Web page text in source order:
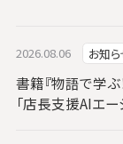
2026.08.06 お知
書籍『物語で学ぶ
「店長支援AIエ